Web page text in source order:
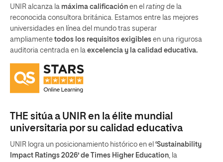
UNIR alcanza la máxima calificación en el rating de la
reconocida consultora británica. Estamos entre las mejores
universidades en línea del mundo tras superar
ampliamente todos los requisitos exigibles en una rigurosa
auditoria centrada en la excelencia y la calidad educativa.
THE sitúa a UNIR en la élite mundial
universitaria por su calidad educativa
UNIR logra un posicionamiento histórico en el ‘Sustainability
Impact Ratings 2026’ de Times Higher Education , la